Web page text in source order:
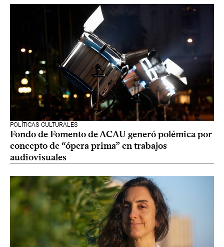
POLÍTICAS CULTURALES
Fondo de Fomento de ACAU generó polémica por
concepto de “ópera prima” en trabajos
audiovisuales